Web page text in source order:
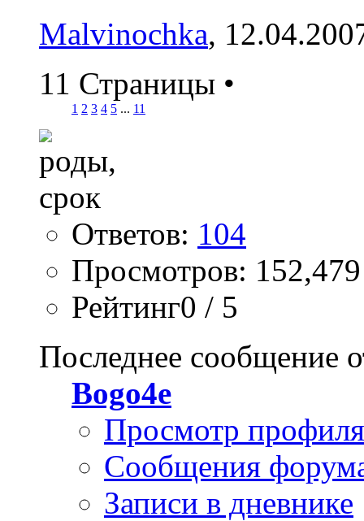
Malvinochka,
11 Страницы •
1 2 3 4 5 ... 11
Ответов: 104
Просмотров: 152,479
Рейтинг0 / 5
Последнее сообщение
Bogo4e
Просмотр профиля
Сообщения
Записи в дневнике